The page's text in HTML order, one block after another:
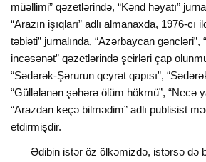
müəllimi” qəzetlərində, “Kənd həyatı”
“Arazın işıqları” adlı almanaxda, 1976-cı
təbiəti” jurnalında, “Azərbaycan
incəsənət” qəzetlərində şeirləri çap
“Sədərək-Şərurun qeyrət qapısı”,
“Güllələnən şəhərə ölüm hökmü”, “Necə
“Arazdan keçə bilmədim” adlı publisist
etdirmişdir.
Ədibin istər öz ölkəmizdə, istərsə də